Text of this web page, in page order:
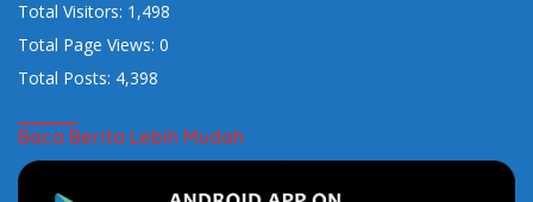
Total Visitors: 1,498
Total Page Views: 0
Total Posts: 4,398
Baca Berita Lebih Mudah